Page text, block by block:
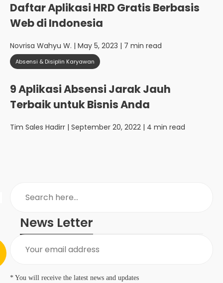
Daftar Aplikasi HRD Gratis Berbasis
Web di Indonesia
Novrisa Wahyu W. | May 5, 2023 | 7 min read
Absensi & Disiplin Karyawan
9 Aplikasi Absensi Jarak Jauh
Terbaik untuk Bisnis Anda
Tim Sales Hadirr | September 20, 2022 | 4 min read
News Letter
* You will receive the latest news and updates